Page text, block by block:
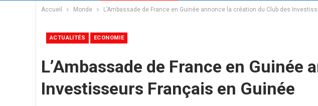
Accueil Monde L’Ambassade de France en Guinée annonce la création du Club des
ACTUALITÉS ECONOMIE
L’Ambassade de France en
Investisseurs Français en Guinée